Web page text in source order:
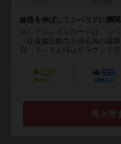
線路を伸ばしてシベリアに機
ロシアンレイルロードは、シ
（鉄道建設能力を測る真の基
目（２～３人時は６ラウンド
227
興味あり
555
経験あり
再入荷